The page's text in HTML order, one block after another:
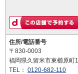
住所/電話番号
〒830-0003
福岡県久留米市東櫛原町
TEL： 0120-682-110